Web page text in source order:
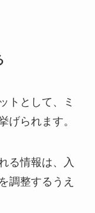
トとして、ミ
げられます。
る情報は、入
調整するうえ